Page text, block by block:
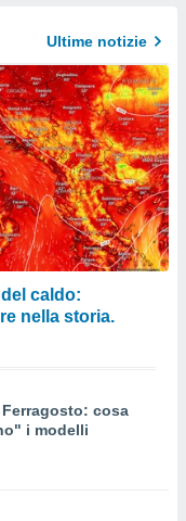
Ultime notizie
caldo:
nella storia.
cosa
i modelli